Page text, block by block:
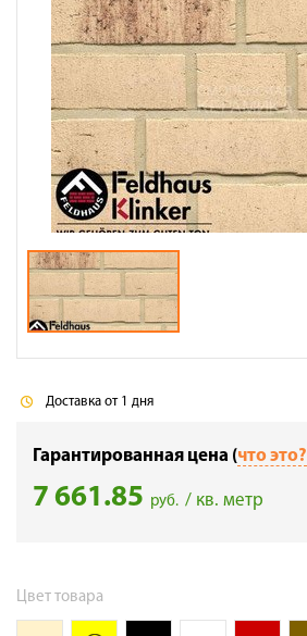
Доставка
Сотрудничество
Галерея объектов
Контакты
Доставка от 1 дня
Гарантированная цена (что это?
7 661.85 руб. / кв. метр
Цвет товара